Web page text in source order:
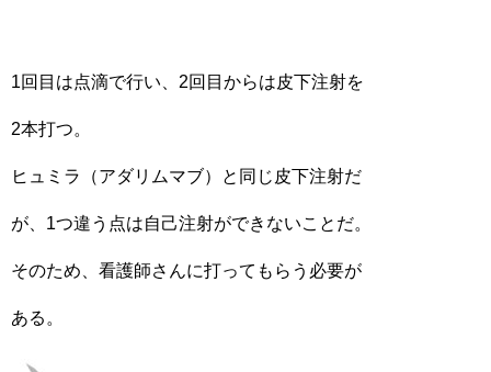
1回目は点滴で行い、2回目からは皮下注射を
2本打つ。
ヒュミラ（アダリムマブ）と同じ皮下注射だ
が、1つ違う点は自己注射ができないことだ。
そのため、看護師さんに打ってもらう必要が
ある。